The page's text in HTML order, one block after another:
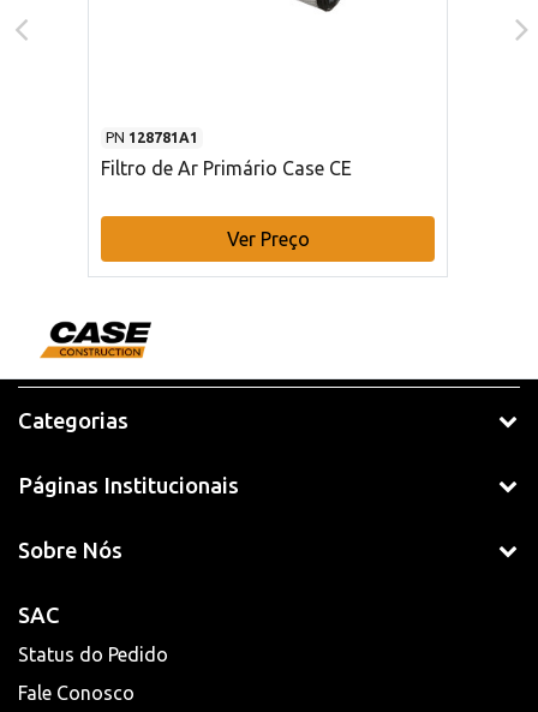
PN 128781A1
Filtro de Ar Primário Case CE
Ver Preço
Categorias
Páginas Institucionais
Sobre Nós
SAC
Status do Pedido
Fale Conosco